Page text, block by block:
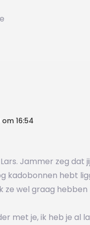
16:54
Jammer zeg dat
kadobonnen hebt
ze wel graag
met je, ik heb je al